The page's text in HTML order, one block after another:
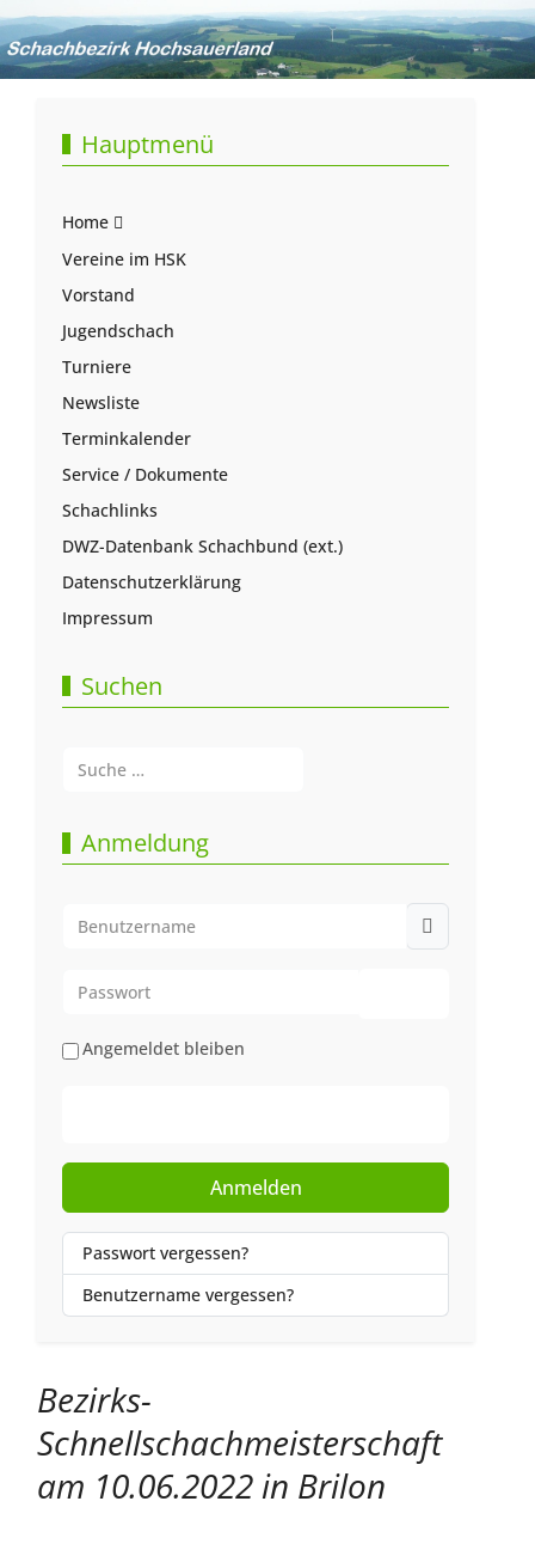
Hauptmenü
Home
Vereine im HSK
Vorstand
Jugendschach
Turniere
Newsliste
Terminkalender
Service / Dokumente
Schachlinks
DWZ-Datenbank Schachbund (ext.)
Datenschutzerklärung
Impressum
Suchen
Anmeldung
Angemeldet bleiben
Anmelden
Passwort vergessen?
Benutzername vergessen?
Bezirks-
Schnellschachmeisterschaft
am 10.06.2022 in Brilon